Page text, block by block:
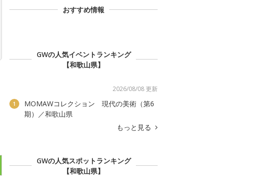
おすすめ情報
GWの人気イベントランキング
【和歌山県】
2026/08/08 更新
1
MOMAWコレクション 現代の美術（第6
期）／和歌山県
もっと見る
GWの人気スポットランキング
【和歌山県】